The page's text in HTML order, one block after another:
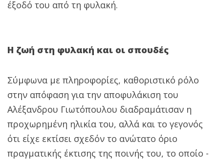
έξοδό του από τη φυλακή.
Η ζωή στη φυλακή και οι σπουδές
Σύμφωνα με πληροφορίες, καθοριστικό ρόλο
στην απόφαση για την αποφυλάκιση του
Αλέξανδρου Γιωτόπουλου διαδραμάτισαν η
προχωρημένη ηλικία του, αλλά και το γεγονός
ότι είχε εκτίσει σχεδόν το ανώτατο όριο
πραγματικής έκτισης της ποινής του, το οποίο -